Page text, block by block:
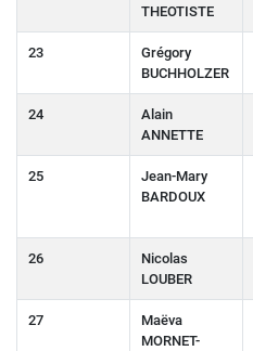
THEOTISTE
23
Grégory
BUCHHOLZER
24
Alain
ANNETTE
25
Jean-Mary
BARDOUX
26
Nicolas
LOUBER
27
Maëva
MORNET-